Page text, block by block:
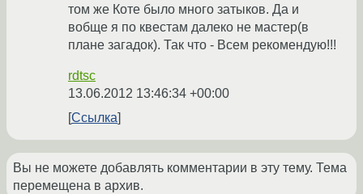
том же Коте было много затыков. Да и
вобще я по квестам далеко не мастер(в
плане загадок). Так что - Всем рекомендую!!!
rdtsc
13.06.2012 13:46:34 +00:00
Ссылка
Вы не можете добавлять комментарии в эту тему. Тема
перемещена в архив.